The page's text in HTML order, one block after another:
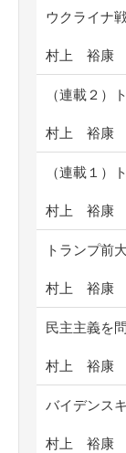
ウクライナ
村上 裕康
（連載２）
村上 裕康
（連載１）
村上 裕康
トランプ前
村上 裕康
民主主義を
村上 裕康
バイデンス
村上 裕康